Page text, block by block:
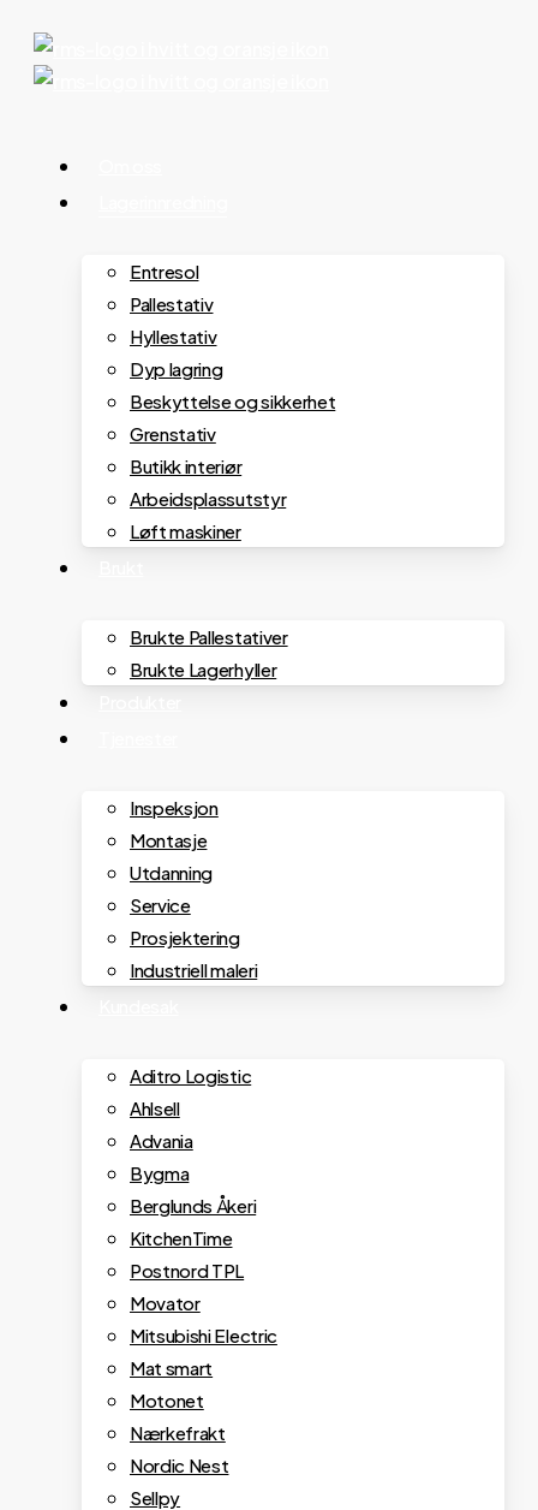
hovedinnhold
Meny
Entresol
Pallestativ
Hyllestativ
Dyp lagring
Beskyttelse og sikkerhet
Grenstativ
Butikk interiør
Arbeidsplassutstyr
Løft maskiner
Brukte Pallestativer
Brukte Lagerhyller
Inspeksjon
Montasje
Utdanning
Service
Prosjektering
Industriell maleri
Aditro Logistic
Ahlsell
Advania
Bygma
Berglunds Åkeri
KitchenTime
Postnord TPL
Movator
Mitsubishi Electric
Mat smart
Motonet
Nærkefrakt
Nordic Nest
Sellpy